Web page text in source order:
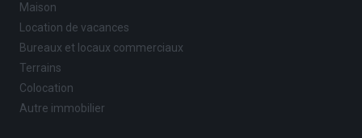
Maison
Location de vacances
Bureaux et locaux commerciaux
Terrains
Colocation
Autre immobilier